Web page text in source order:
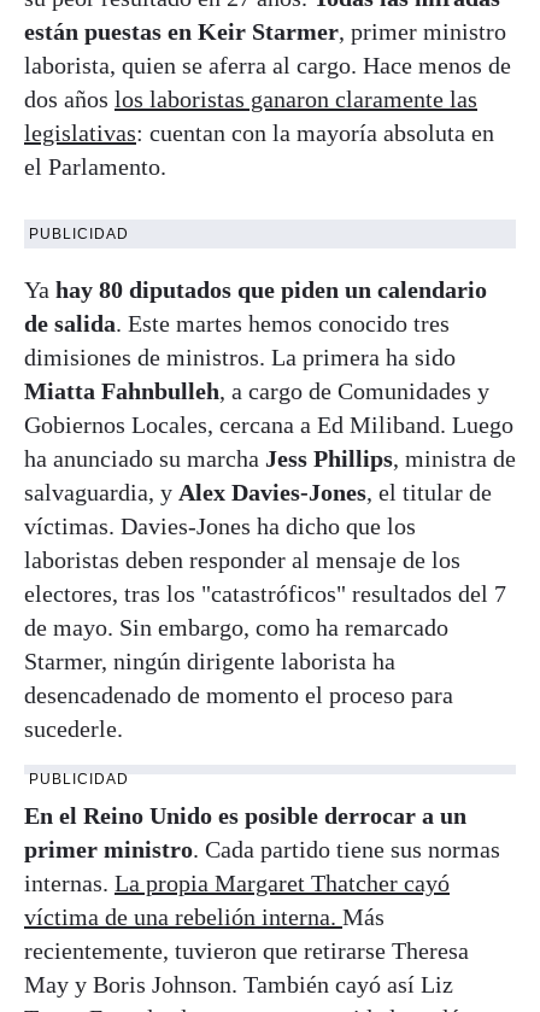
están puestas en Keir Starmer, primer ministro
laborista, quien se aferra al cargo. Hace menos de
dos años los laboristas ganaron claramente las
legislativas: cuentan con la mayoría absoluta en
el Parlamento.
PUBLICIDAD
Ya hay 80 diputados que piden un calendario
de salida. Este martes hemos conocido tres
dimisiones de ministros. La primera ha sido
Miatta Fahnbulleh, a cargo de Comunidades y
Gobiernos Locales, cercana a Ed Miliband. Luego
ha anunciado su marcha Jess Phillips, ministra de
salvaguardia, y Alex Davies-Jones, el titular de
víctimas. Davies-Jones ha dicho que los
laboristas deben responder al mensaje de los
electores, tras los "catastróficos" resultados del 7
de mayo. Sin embargo, como ha remarcado
Starmer, ningún dirigente laborista ha
desencadenado de momento el proceso para
sucederle.
PUBLICIDAD
En el Reino Unido es posible derrocar a un
primer ministro. Cada partido tiene sus normas
internas. La propia Margaret Thatcher cayó
víctima de una rebelión interna. Más
recientemente, tuvieron que retirarse Theresa
May y Boris Johnson. También cayó así Liz